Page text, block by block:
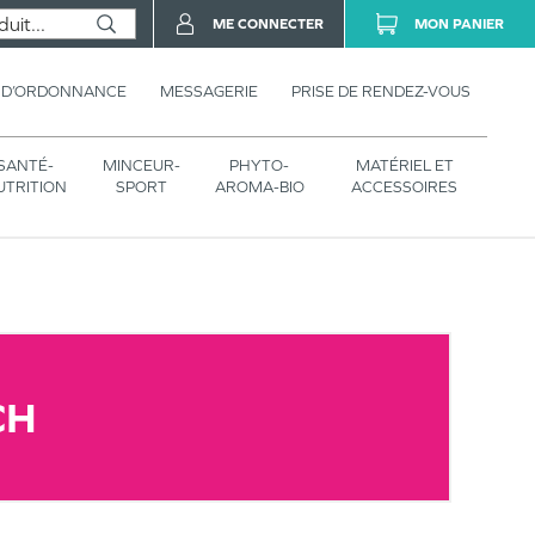
MESSAGERIE PRISE DE RENDEZ-VOUS
MINCEUR-
SPORT
PHYTO-
AROMA-BIO
MATÉRIEL ET
ACCESSOIRES
ME CONNECTER MON PANIER